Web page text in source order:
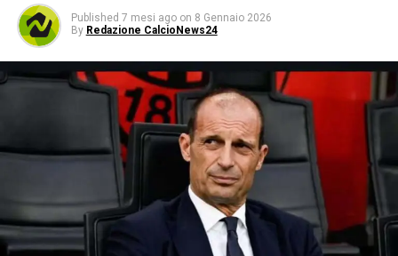
Published 7 mesi ago on 8 Gennaio 2026
By Redazione CalcioNews24